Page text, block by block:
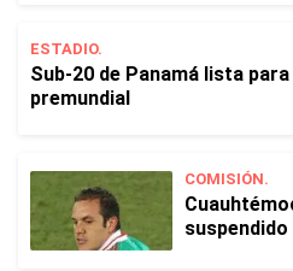
ESTADIO.
Sub-20 de Panamá lista
premundial
COMISIÓN.